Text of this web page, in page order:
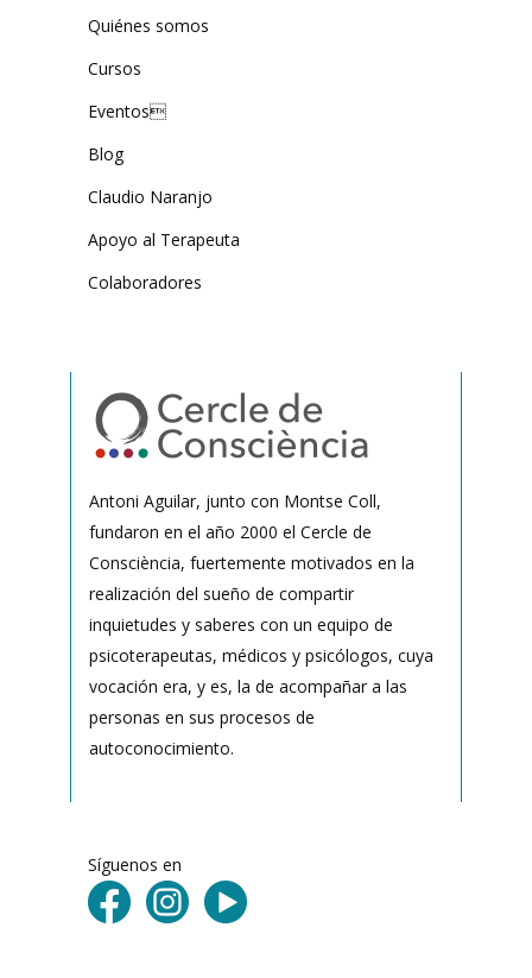
Quiénes somos
Cursos
Eventos
Blog
Claudio Naranjo
Apoyo al Terapeuta
Colaboradores
Antoni Aguilar, junto con Montse Coll,
fundaron en el año 2000 el Cercle de
Consciència, fuertemente motivados en la
realización del sueño de compartir
inquietudes y saberes con un equipo de
psicoterapeutas, médicos y psicólogos, cuya
vocación era, y es, la de acompañar a las
personas en sus procesos de
autoconocimiento.
Síguenos en